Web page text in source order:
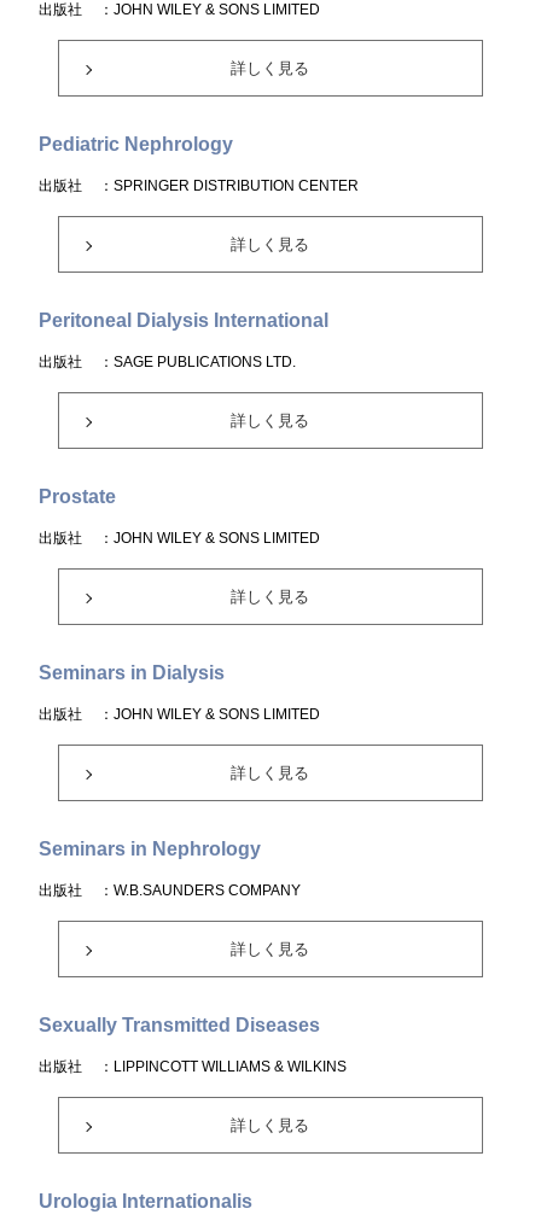
出版社 ：JOHN WILEY & SONS LIMITED
詳しく見る
Pediatric Nephrology
出版社 ：SPRINGER DISTRIBUTION CENTER
詳しく見る
Peritoneal Dialysis International
出版社 ：SAGE PUBLICATIONS LTD.
詳しく見る
Prostate
出版社 ：JOHN WILEY & SONS LIMITED
詳しく見る
Seminars in Dialysis
出版社 ：JOHN WILEY & SONS LIMITED
詳しく見る
Seminars in Nephrology
出版社 ：W.B.SAUNDERS COMPANY
詳しく見る
Sexually Transmitted Diseases
出版社 ：LIPPINCOTT WILLIAMS & WILKINS
詳しく見る
Urologia Internationalis